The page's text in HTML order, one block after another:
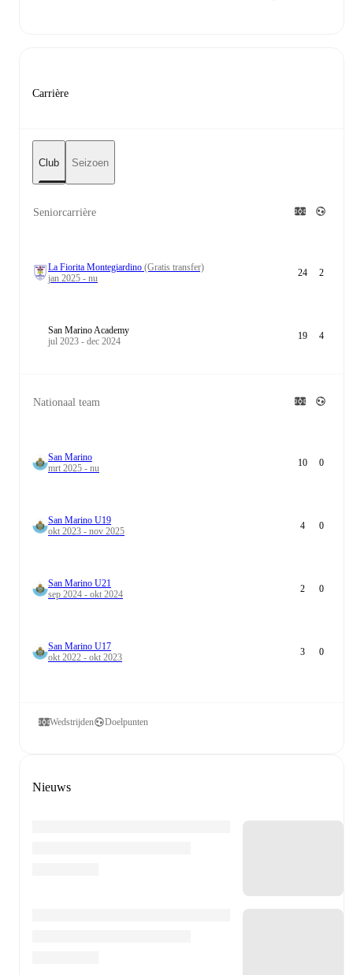
Carrière
Club Seizoen
Seniorcarrière
La Fiorita Montegiardino (Gratis transfer)
jan 2025 - nu
24 2
San Marino Academy
jul 2023 - dec 2024
19 4
Nationaal team
San Marino
mrt 2025 - nu
10 0
San Marino U19
okt 2023 - nov 2025
4 0
San Marino U21
sep 2024 - okt 2024
2 0
San Marino U17
okt 2022 - okt 2023
3 0
Wedstrijden Doelpunten
Nieuws